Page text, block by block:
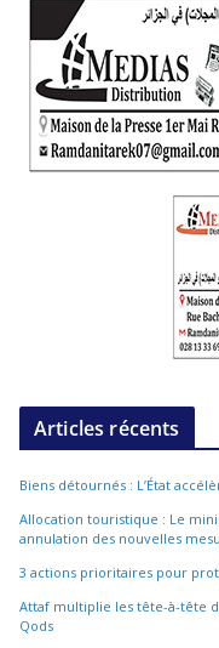
Articles récents
Biens détournés : L’État
Allocation touristique : Le
annulation des nouvelles
3 actions prioritaires pour
Attaf multiplie les tête-à-tête
Qods